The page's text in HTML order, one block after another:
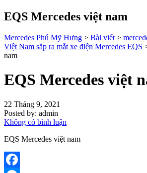
EQS Mercedes việt nam
Mercedes Phú Mỹ Hưng > Bài viết >
Việt Nam sắp ra mắt xe điện Mercedes EQS
nam
EQS Mercedes việt
22 Tháng 9, 2021
Posted by: admin
Không có bình luận
EQS Mercedes việt nam